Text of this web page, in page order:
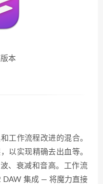
本
工作流程改进的混合。
以实现精确去出血等。
、衰减和音高。工作流
DAW 集成 — 将魔力直接